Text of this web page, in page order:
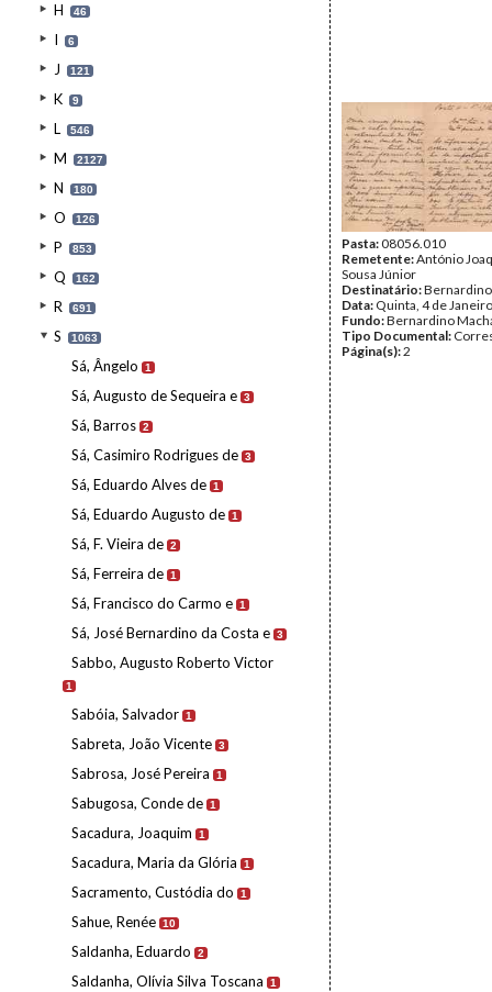
H 46
I 6
J 121
K 9
L 546
M 2127
N 180
O 126
P 853
Q 162
R 691
S 1063
Sá, Ângelo 1
Sá, Augusto de Sequeira e 3
Sá, Barros 2
Sá, Casimiro Rodrigues de 3
Sá, Eduardo Alves de 1
Sá, Eduardo Augusto de 1
Sá, F. Vieira de 2
Sá, Ferreira de 1
Sá, Francisco do Carmo e 1
Sá, José Bernardino da Costa e 3
Sabbo, Augusto Roberto Victor
1
Sabóia, Salvador 1
Sabreta, João Vicente 3
Sabrosa, José Pereira 1
Sabugosa, Conde de 1
Sacadura, Joaquim 1
Sacadura, Maria da Glória 1
Sacramento, Custódia do 1
Sahue, Renée 10
Saldanha, Eduardo 2
Saldanha, Olívia Silva Toscana 1
Pasta:08056.010
Remetente:António
Sousa Júnior
Destinatário:
Data: Quinta, 4 de
Fundo:Bernardino
Tipo Documental:
Página(s):2